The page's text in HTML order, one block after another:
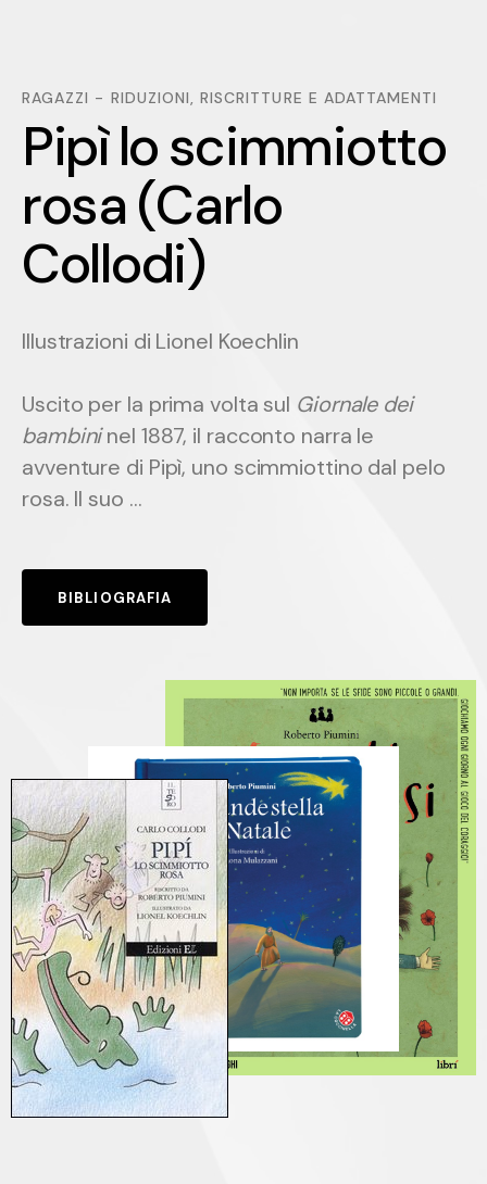
RAGAZZI - RIDUZIONI, RISCRITTURE E ADATTAMENTI
Pipì lo scimmiotto rosa
Pipìloscimmiotto
rosa(Carlo
Collodi)
Illustrazioni di Lionel Koechlin
Uscito per la prima volta sul Giornale dei
bambininel 1887, il racconto narra le
avventure di Pipì, uno scimmiottino dal pelo
rosa. Il suo ...
BIBLIOGRAFIA